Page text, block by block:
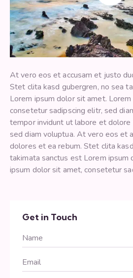
At vero eos et accusam et justo
Stet clita kasd gubergren, no sea
Lorem ipsum dolor sit amet.
consetetur sadipscing elitr, sed
tempor invidunt ut labore et dolore
sed diam voluptua. At vero eos et
dolores et ea rebum. Stet clita
takimata sanctus est Lorem ipsum
ipsum dolor sit amet, consetetur
Get in Touch